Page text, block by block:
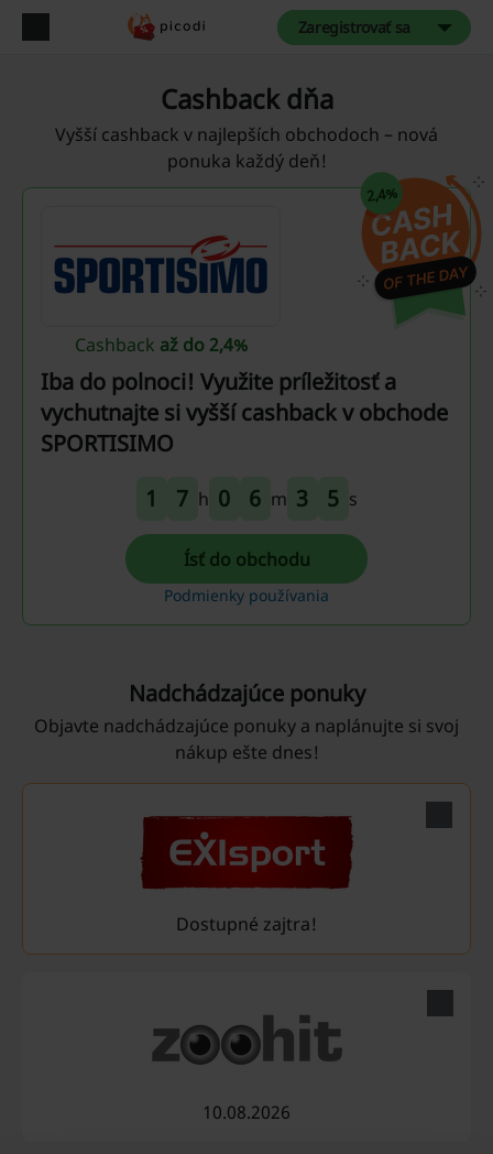
Zaregistrovať sa
Cashback dňa
Vyšší cashback v najlepších obchodoch – nová
ponuka každý deň!
Cashback až do 2,4%
Iba do polnoci! Využite príležitosť a
vychutnajte si vyšší cashback v obchode
SPORTISIMO
1
7 h 0 6 m 3 5 s
Ísť do obchodu
Podmienky používania
2,4%
Nadchádzajúce ponuky
Objavte nadchádzajúce ponuky a naplánujte si svoj
nákup ešte dnes!
Dostupné zajtra!
10.08.2026